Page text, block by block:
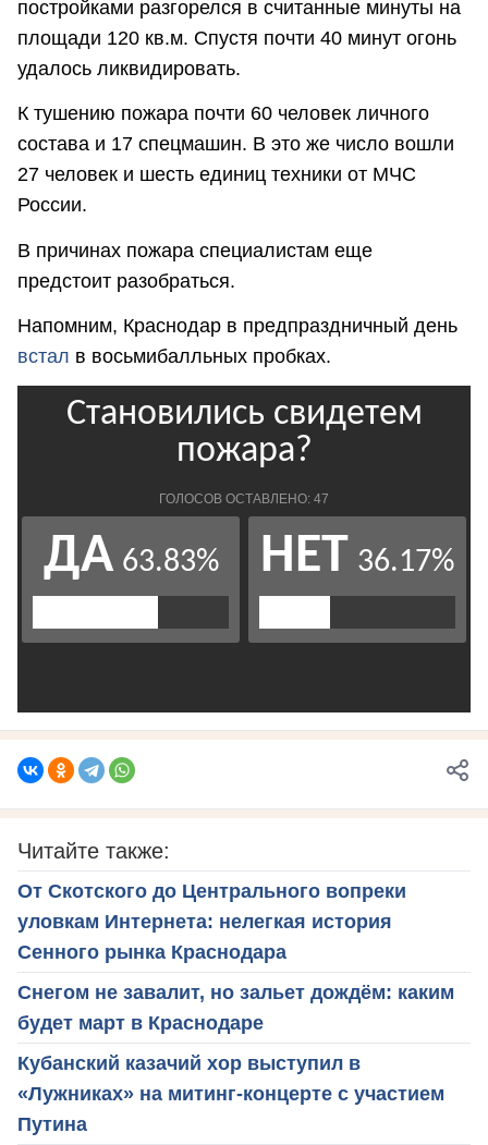
постройками разгорелся в считанные минуты на
площади 120 кв.м. Спустя почти 40 минут огонь
удалось ликвидировать.
К тушению пожара почти 60 человек личного
состава и 17 спецмашин. В это же число вошли
27 человек и шесть единиц техники от МЧС
России.
В причинах пожара специалистам еще
предстоит разобраться.
Напомним, Краснодар в предпраздничный день
встал в восьмибалльных пробках.
Читайте также:
От Скотского до Центрального вопреки
уловкам Интернета: нелегкая история
Сенного рынка Краснодара
Снегом не завалит, но зальет дождём: каким
будет март в Краснодаре
Кубанский казачий хор выступил в
«Лужниках» на митинг-концерте с участием
Путина